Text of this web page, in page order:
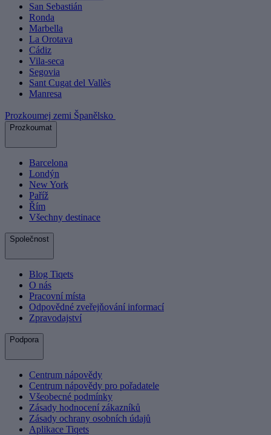
San Sebastián
Ronda
Marbella
La Orotava
Cádiz
Vila-seca
Segovia
Sant Cugat del Vallès
Manresa
Prozkoumej zemi Španělsko
Prozkoumat
Barcelona
Londýn
New York
Paříž
Řím
Všechny destinace
Společnost
Blog Tiqets
O nás
Pracovní místa
Odpovědné zveřejňování informací
Zpravodajství
Podpora
Centrum nápovědy
Centrum nápovědy pro pořadatele
Všeobecné podmínky
Zásady hodnocení zákazníků
Zásady ochrany osobních údajů
Aplikace Tiqets